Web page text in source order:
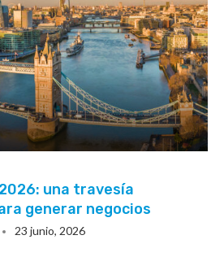
una travesía
generar negocios
23 junio, 2026